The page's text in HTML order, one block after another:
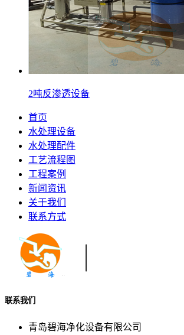
2吨反渗透设备
首页
水处理设备
水处理配件
工艺流程图
工程案例
新闻资讯
关于我们
联系方式
联系我们
青岛碧海净化设备有限公司